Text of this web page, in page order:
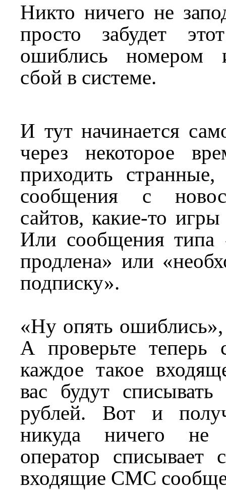
Никто ничего не
просто забудет
ошиблись номером
сбой в системе.
И тут начинается
через некоторое
приходить
сообщения с
сайтов, какие-то
Или сообщения типа
продлена» или
подписку».
«Ну опять
А проверьте теперь
каждое такое
вас будут
рублей. Вот и
никуда ничего не
оператор списывает
входящие СМС